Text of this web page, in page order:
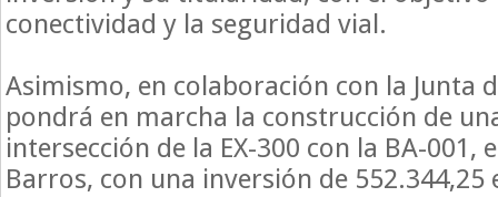
conectividad y la seguridad vial.
Asimismo, en colaboración con la Junta
pondrá en marcha la construcción de
intersección de la EX-300 con la BA-001,
Barros, con una inversión de 552.344,25